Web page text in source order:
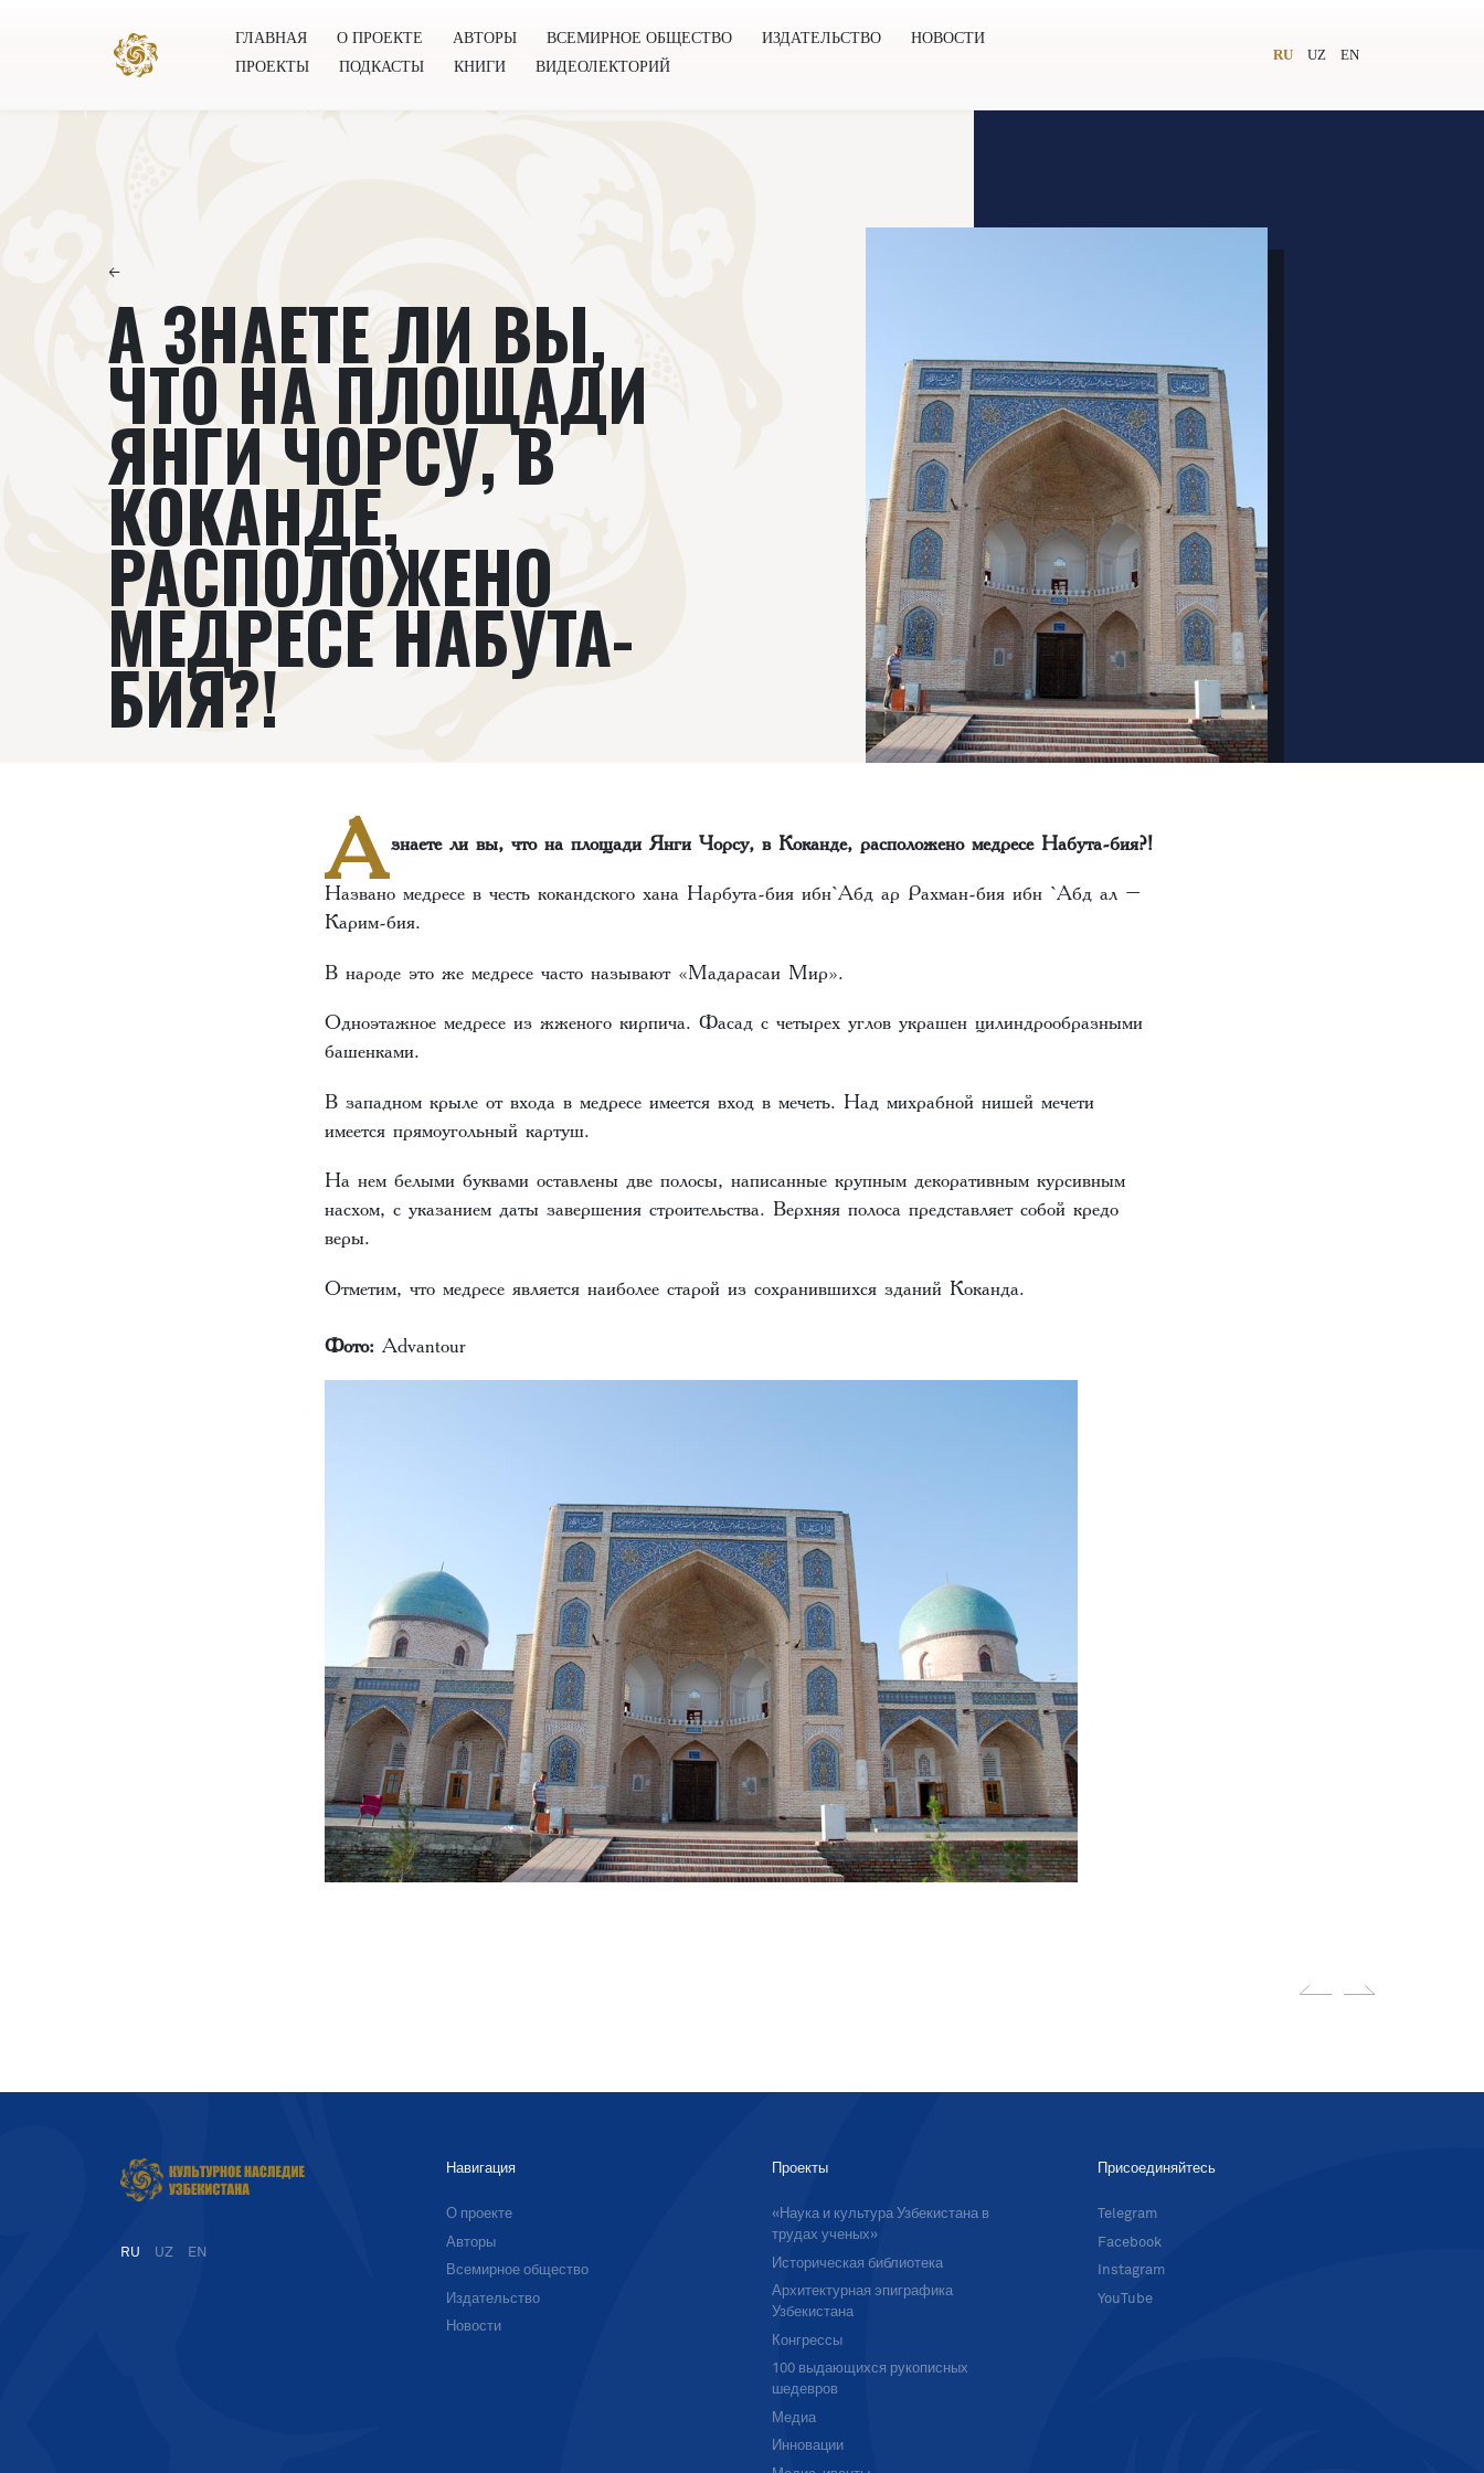
ГЛАВНАЯ О ПРОЕКТЕ АВТОРЫ ВСЕМИРНОЕ ОБЩЕСТВО ИЗДАТЕЛЬСТВО
НОВОСТИ
ПРОЕКТЫ
ПОДКАСТЫ КНИГИ ВИДЕОЛЕКТОРИЙ
RU UZ EN
←
А ЗНАЕТЕ ЛИ ВЫ,
ЧТО НА ПЛОЩАДИ
ЯНГИ ЧОРСУ, В
КОКАНДЕ,
РАСПОЛОЖЕНО
МЕДРЕСЕ НАБУТА-
БИЯ?!
Азнаете ли вы, что на площади Янги Чорсу, в Коканде, расположено медресе Набута-бия?!
Названо медресе в честь кокандского хана Нарбута-бия ибн`Абд ар Рахман-бия ибн `Абд ал –
Карим-бия.
В народе это же медресе часто называют «Мадарасаи Мир».
Одноэтажное медресе из жженого кирпича. Фасад с четырех углов украшен цилиндрообразными
башенками.
В западном крыле от входа в медресе имеется вход в мечеть. Над михрабной нишей мечети
имеется прямоугольный картуш.
На нем белыми буквами оставлены две полосы, написанные крупным декоративным курсивным
насхом, с указанием даты завершения строительства. Верхняя полоса представляет собой кредо
веры.
Отметим, что медресе является наиболее старой из сохранившихся зданий Коканда.
Фото: Advantour
RU UZ EN
Навигация
О проекте
Авторы
Всемирное общество
Издательство
Новости
Проекты
«Наука и культура Узбекистана в
трудах ученых»
Историческая библиотека
Архитектурная эпиграфика
Узбекистана
Конгрессы
100 выдающихся рукописных
шедевров
Медиа
Инновации
Присоединяйтесь
Telegram
Facebook
Instagram
YouTube